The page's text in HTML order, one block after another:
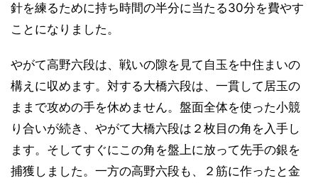
針を練るために持ち時間の半分に当たる30分を費やす
ことになりました。
やがて高野六段は、戦いの隙を見て自玉を中住まいの
構えに収めます。対する大橋六段は、一貫して居玉の
ままで攻めの手を休めません。盤面全体を使った小競
り合いが続き、やがて大橋六段は２枚目の角を入手し
ます。そしてすぐにこの角を盤上に放って先手の銀を
捕獲しました。一方の高野六段も、２筋に作ったと金